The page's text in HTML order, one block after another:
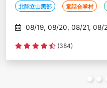
宿北陸立山黑部 童話合掌村
(384)